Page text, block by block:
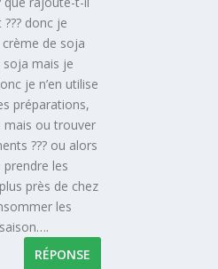
donc je
de soja
soja mais je
je n’en utilise
préparations,
mais ou trouver
??? ou alors
prendre les
près de chez
les
RÉPONSE